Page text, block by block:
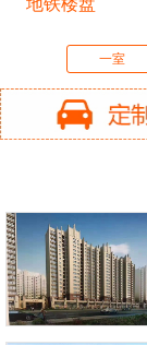
一室